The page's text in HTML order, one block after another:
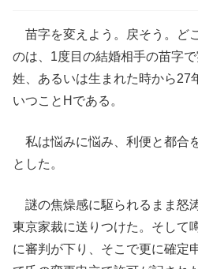
苗字を変えよう。戻そう。ど
のは、1度目の結婚相手の苗字
姓、あるいは生まれた時から27
いつことHである。
私は悩みに悩み、利便と都合
とした。
謎の焦燥感に駆られるまま怒
東京家裁に送りつけた。そして
に審判が下り、そこで更に確定